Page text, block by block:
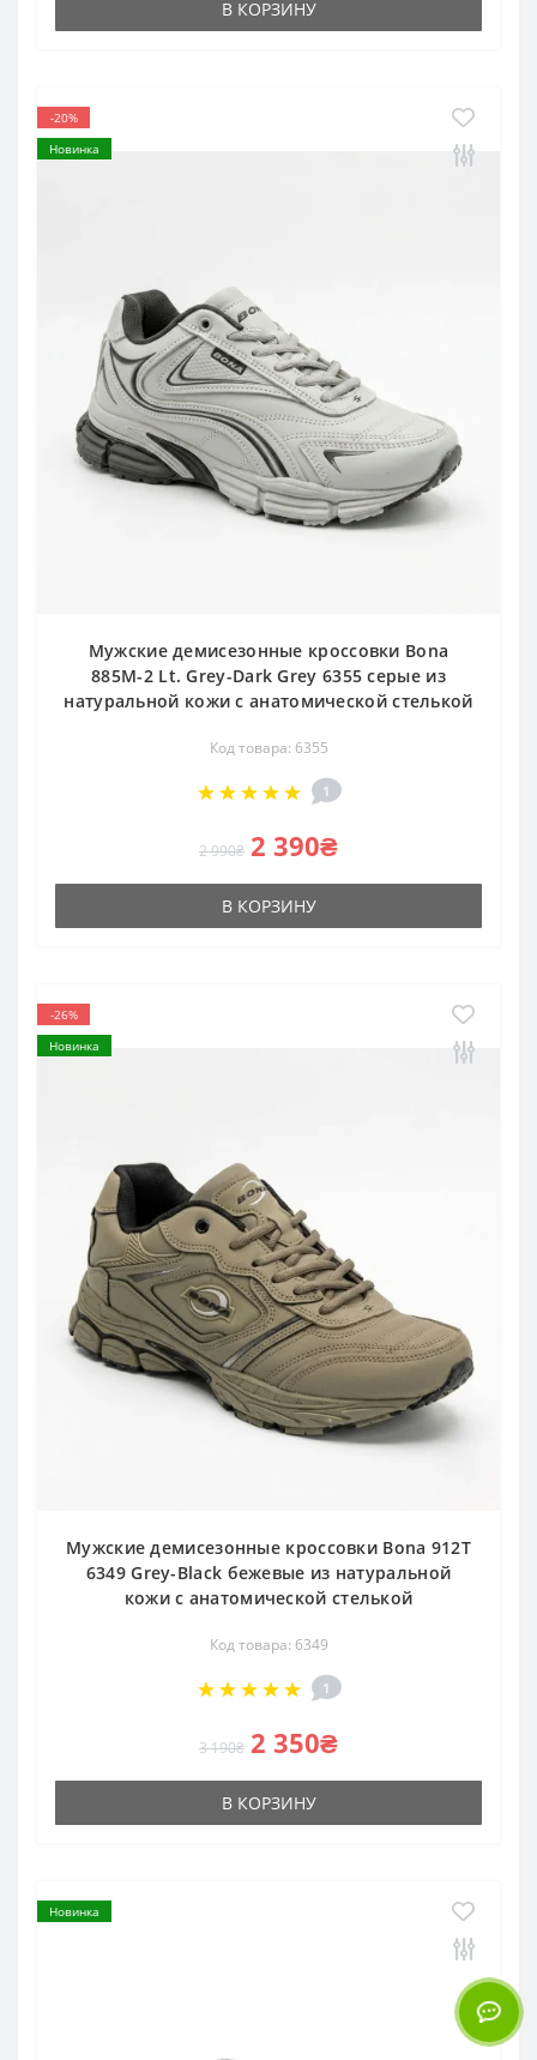
В КОРЗИНУ
-20%
Новинка
Мужские демисезонные кроссовки Bona
885M-2 Lt. Grey-Dark Grey 6355 серые из
натуральной кожи с анатомической стелькой
Код товара: 6355
1
2 990₴ 2 390₴
В КОРЗИНУ
-26%
Новинка
Мужские демисезонные кроссовки Bona 912T
6349 Grey-Black бежевые из натуральной
кожи с анатомической стелькой
Код товара: 6349
1
3 190₴ 2 350₴
В КОРЗИНУ
Новинка